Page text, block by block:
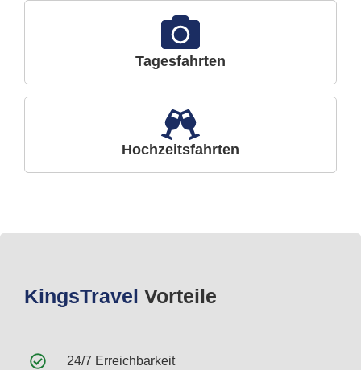
Tagesfahrten
Hochzeitsfahrten
KingsTravel Vorteile
24/7 Erreichbarkeit